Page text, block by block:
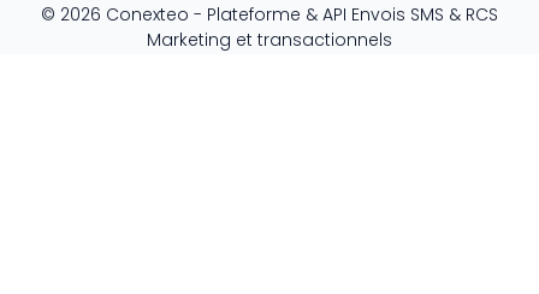
© 2026 Conexteo - Plateforme & API Envois SMS & RCS
Marketing et transactionnels